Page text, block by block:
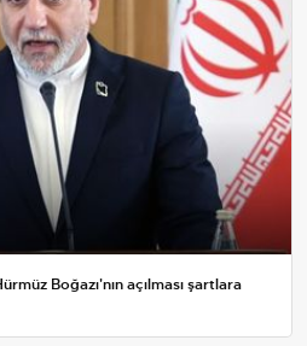
Boğazı'nın açılması şartlara